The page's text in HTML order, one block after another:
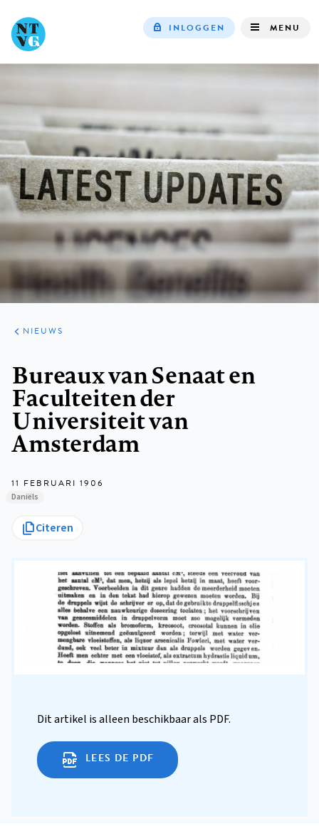
navigation
INLOGGEN MENU
ARTIKELEN
HET
KORT
NIEUWS
Bureaux van Senaat en
Faculteiten der
Universiteit van
Amsterdam
11 FEBRUARI 1906
Daniëls
Citeren
Dit artikel is alleen beschikbaar als PDF.
LEES DE PDF